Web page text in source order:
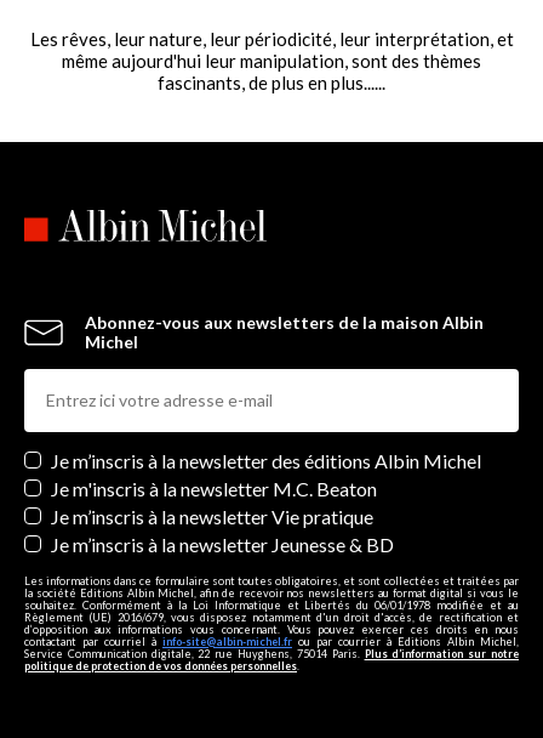
Les rêves, leur nature, leur périodicité, leur interprétation, et
même aujourd'hui leur manipulation, sont des thèmes
fascinants, de plus en plus......
Abonnez-vous aux newsletters de la maison Albin
Michel
Newsletters
Je m’inscris à la newsletter des éditions Albin Michel
Je m'inscris à la newsletter M.C. Beaton
Je m’inscris à la newsletter Vie pratique
Je m’inscris à la newsletter Jeunesse & BD
Les informations dans ce formulaire sont toutes obligatoires, et sont collectées et traitées par
la société Editions Albin Michel, afin de recevoir nos newsletters au format digital si vous le
souhaitez. Conformément à la Loi Informatique et Libertés du 06/01/1978 modifiée et au
Règlement (UE) 2016/679, vous disposez notamment d'un droit d'accès, de rectification et
d’opposition aux informations vous concernant. Vous pouvez exercer ces droits en nous
contactant par courriel à info-site@albin-michel.fr ou par courrier à Editions Albin Michel,
Service Communication digitale, 22 rue Huyghens, 75014 Paris. Plus d’information sur notre
politique de protection de vos données personnelles.